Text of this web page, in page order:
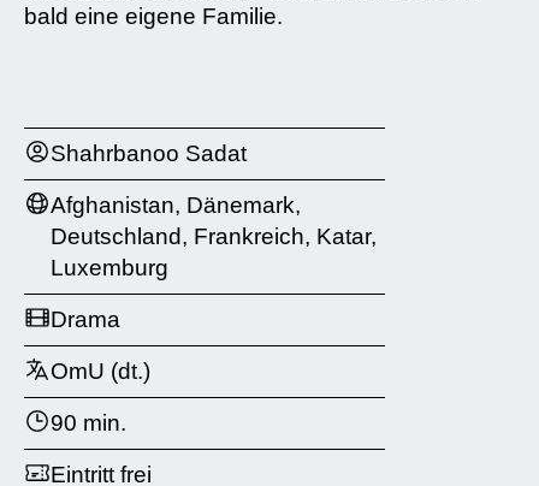
bald eine eigene Familie.
Shahrbanoo Sadat
Afghanistan, Dänemark,
Deutschland, Frankreich, Katar,
Luxemburg
Drama
OmU (dt.)
90 min.
Eintritt frei